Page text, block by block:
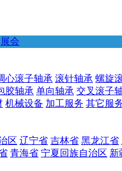
展会
心滚子轴承 滚针轴承 螺旋
胶轴承 单向轴承 交叉滚子
机械设备 加工服务 其它服
区 辽宁省 吉林省 黑龙江省
青海省 宁夏回族自治区 新